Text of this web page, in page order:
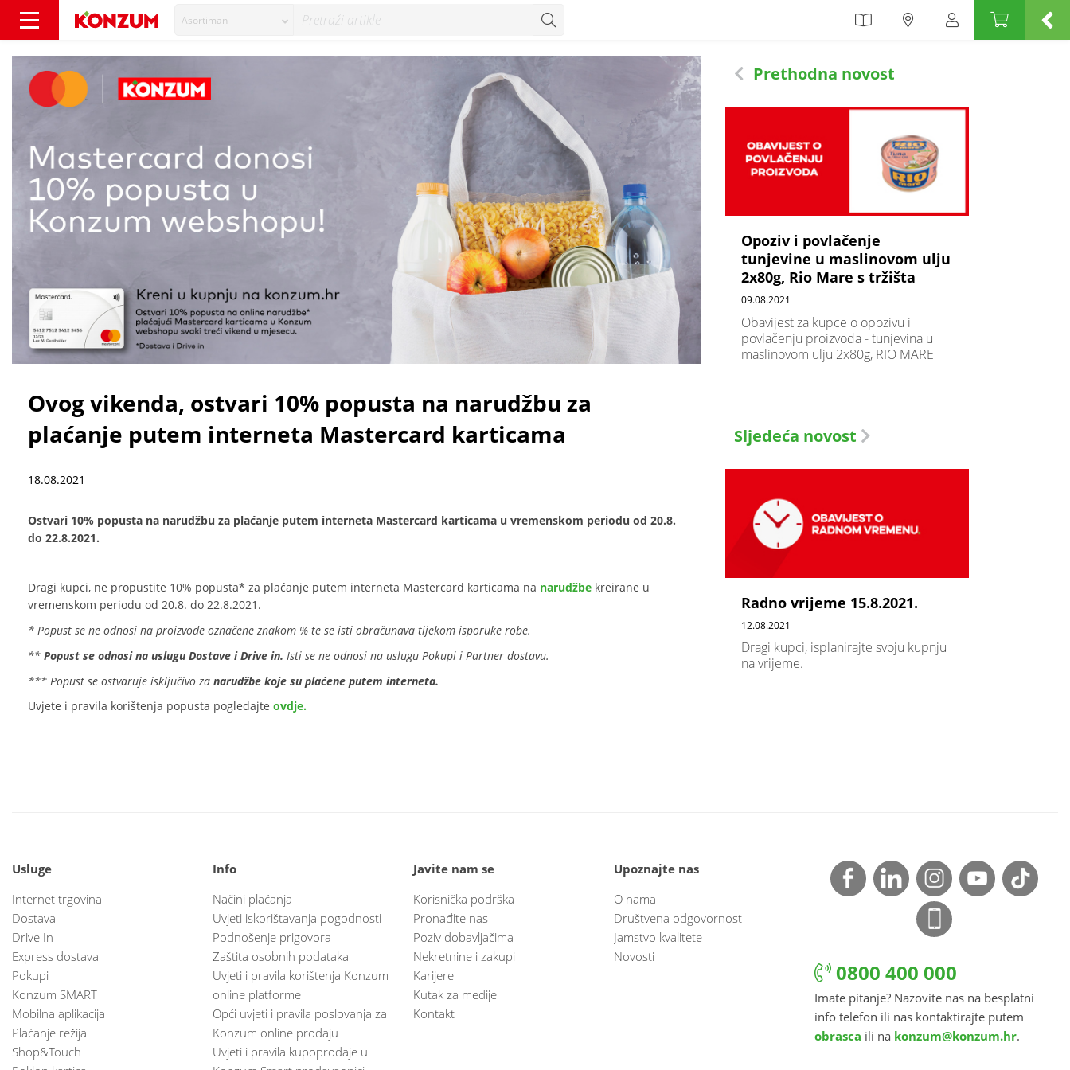
Asortiman
Ovog vikenda, ostvari 10% popusta na narudžbu za
plaćanje putem interneta Mastercard karticama
18.08.2021
Ostvari 10% popusta na narudžbu za plaćanje putem interneta Mastercard karticama u vremenskom periodu od 20.8.
do 22.8.2021.
Dragi kupci, ne propustite 10% popusta* za plaćanje putem interneta Mastercard karticama na narudžbe kreirane u
vremenskom periodu od 20.8. do 22.8.2021.
* Popust se ne odnosi na proizvode označene znakom % te se isti obračunava tijekom isporuke robe.
** Popust se odnosi na uslugu Dostave i Drive in. Isti se ne odnosi na uslugu Pokupi i Partner dostavu.
*** Popust se ostvaruje isključivo za narudžbe koje su plaćene putem interneta.
Uvjete i pravila korištenja popusta pogledajte ovdje.
Prethodna novost
Opoziv i povlačenje
tunjevine u maslinovom ulju
2x80g, Rio Mare s tržišta
09.08.2021
Obavijest za kupce o opozivu i
povlačenju proizvoda - tunjevina u
maslinovom ulju 2x80g, RIO MARE
Sljedeća novost
Radno vrijeme 15.8.2021.
12.08.2021
Dragi kupci, isplanirajte svoju kupnju
na vrijeme.
Usluge
Internet trgovina
Dostava
Drive In
Express dostava
Pokupi
Konzum SMART
Mobilna aplikacija
Plaćanje režija
Shop&Touch
Info
Načini plaćanja
Uvjeti iskorištavanja pogodnosti
Podnošenje prigovora
Zaštita osobnih podataka
Uvjeti i pravila korištenja Konzum
online platforme
Opći uvjeti i pravila poslovanja za
Konzum online prodaju
Uvjeti i pravila kupoprodaje u
Javite nam se
Korisnička podrška
Pronađite nas
Poziv dobavljačima
Nekretnine i zakupi
Karijere
Kutak za medije
Kontakt
Upoznajte nas
O nama
Društvena odgovornost
Jamstvo kvalitete
Novosti
0800 400 000
Imate pitanje? Nazovite nas na besplatni
info telefon ili nas kontaktirajte putem
obrasca ili na konzum@konzum.hr.